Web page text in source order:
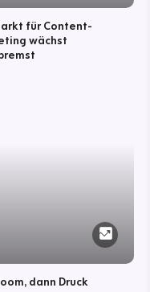
für Content-
wächst
dann Druck